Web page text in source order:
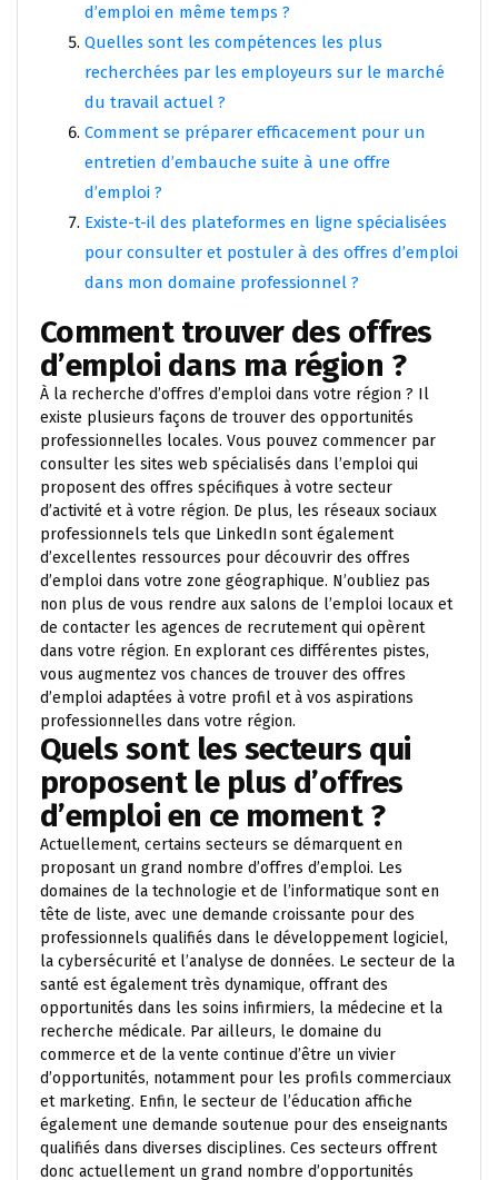
d’emploi en même temps ?
Quelles sont les compétences les plus
recherchées par les employeurs sur le marché
du travail actuel ?
Comment se préparer efficacement pour un
entretien d’embauche suite à une offre
d’emploi ?
Existe-t-il des plateformes en ligne spécialisées
pour consulter et postuler à des offres d’emploi
dans mon domaine professionnel ?
Comment trouver des offres
d’emploi dans ma région ?
À la recherche d’offres d’emploi dans votre région ? Il
existe plusieurs façons de trouver des opportunités
professionnelles locales. Vous pouvez commencer par
consulter les sites web spécialisés dans l’emploi qui
proposent des offres spécifiques à votre secteur
d’activité et à votre région. De plus, les réseaux sociaux
professionnels tels que LinkedIn sont également
d’excellentes ressources pour découvrir des offres
d’emploi dans votre zone géographique. N’oubliez pas
non plus de vous rendre aux salons de l’emploi locaux et
de contacter les agences de recrutement qui opèrent
dans votre région. En explorant ces différentes pistes,
vous augmentez vos chances de trouver des offres
d’emploi adaptées à votre profil et à vos aspirations
professionnelles dans votre région.
Quels sont les secteurs qui
proposent le plus d’offres
d’emploi en ce moment ?
Actuellement, certains secteurs se démarquent en
proposant un grand nombre d’offres d’emploi. Les
domaines de la technologie et de l’informatique sont en
tête de liste, avec une demande croissante pour des
professionnels qualifiés dans le développement logiciel,
la cybersécurité et l’analyse de données. Le secteur de la
santé est également très dynamique, offrant des
opportunités dans les soins infirmiers, la médecine et la
recherche médicale. Par ailleurs, le domaine du
commerce et de la vente continue d’être un vivier
d’opportunités, notamment pour les profils commerciaux
et marketing. Enfin, le secteur de l’éducation affiche
également une demande soutenue pour des enseignants
qualifiés dans diverses disciplines. Ces secteurs offrent
donc actuellement un grand nombre d’opportunités